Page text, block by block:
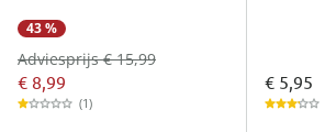
43 %
€ 8,99
Adviesprijs € 15,99
(1)
€ 5,95